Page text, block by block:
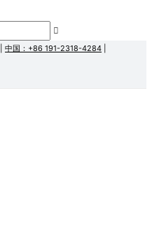
中国：+86 191-2318-4284